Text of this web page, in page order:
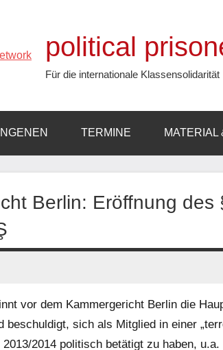
political
Für die internationale Klassensolidarität
TERMINE MATERIAL
Berlin: Eröffnung
vor dem Kammergericht Berlin die
beschuldigt, sich als Mitglied in einer
2014 politisch betätigt zu haben, u.a.